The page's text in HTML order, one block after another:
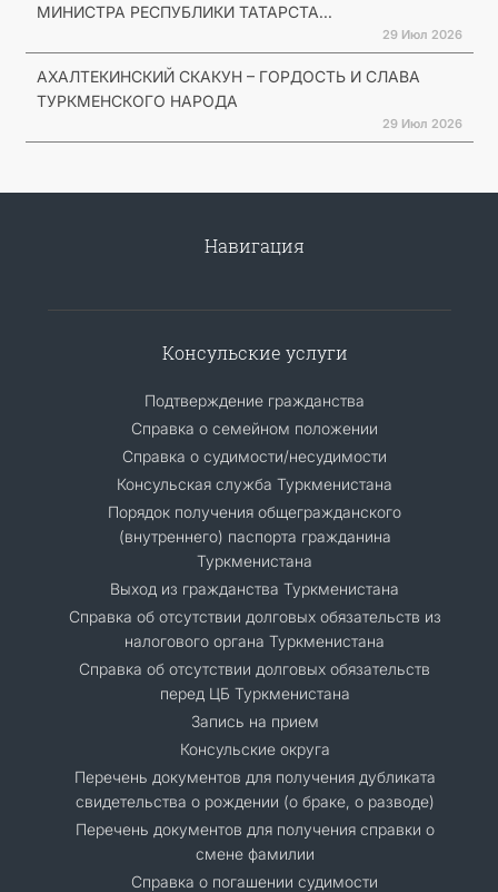
МИНИСТРА РЕСПУБЛИКИ ТАТАРСТА...
29 Июл 2026
АХАЛТЕКИНСКИЙ СКАКУН – ГОРДОСТЬ И СЛАВА
ТУРКМЕНСКОГО НАРОДА
29 Июл 2026
Навигация
Консульские услуги
Подтверждение гражданства
Справка о семейном положении
Справка о судимости/несудимости
Консульская служба Туркменистана
Порядок получения общегражданского
(внутреннего) паспорта гражданина
Туркменистана
Выход из гражданства Туркменистана
Справка об отсутствии долговых обязательств из
налогового органа Туркменистана
Справка об отсутствии долговых обязательств
перед ЦБ Туркменистана
Запись на прием
Консульские округа
Перечень документов для получения дубликата
свидетельства о рождении (о браке, о разводе)
Перечень документов для получения справки о
смене фамилии
Справка о погашении судимости